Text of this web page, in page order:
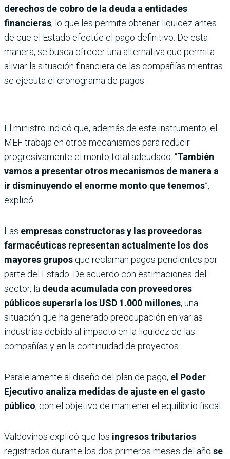
derechos de cobro de la deuda a entidades
financieras, lo que les permite obtener liquidez antes
de que el Estado efectúe el pago definitivo. De esta
manera, se busca ofrecer una alternativa que permita
aliviar la situación financiera de las compañías mientras
se ejecuta el cronograma de pagos.
El ministro indicó que, además de este instrumento, el
MEF trabaja en otros mecanismos para reducir
progresivamente el monto total adeudado. “También
vamos a presentar otros mecanismos de manera a
ir disminuyendo el enorme monto que tenemos”,
explicó.
Las empresas constructoras y las proveedoras
farmacéuticas representan actualmente los dos
mayores grupos que reclaman pagos pendientes por
parte del Estado. De acuerdo con estimaciones del
sector, la deuda acumulada con proveedores
públicos superaría los USD 1.000 millones, una
situación que ha generado preocupación en varias
industrias debido al impacto en la liquidez de las
compañías y en la continuidad de proyectos.
Paralelamente al diseño del plan de pago, el Poder
Ejecutivo analiza medidas de ajuste en el gasto
público, con el objetivo de mantener el equilibrio fiscal.
Valdovinos explicó que los ingresos tributarios
registrados durante los dos primeros meses del año se